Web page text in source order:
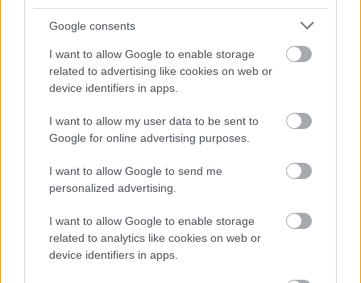
Google consents
I want to allow Google to enable storage
related to advertising like cookies on web or
device identifiers in apps.
I want to allow my user data to be sent to
Google for online advertising purposes.
I want to allow Google to send me
personalized advertising.
I want to allow Google to enable storage
related to analytics like cookies on web or
device identifiers in apps.
Γιορτή λήξης με συναυλία για τις Κατασκηνώσεις του
Δήμου Πατρέων ΦΩΤ0